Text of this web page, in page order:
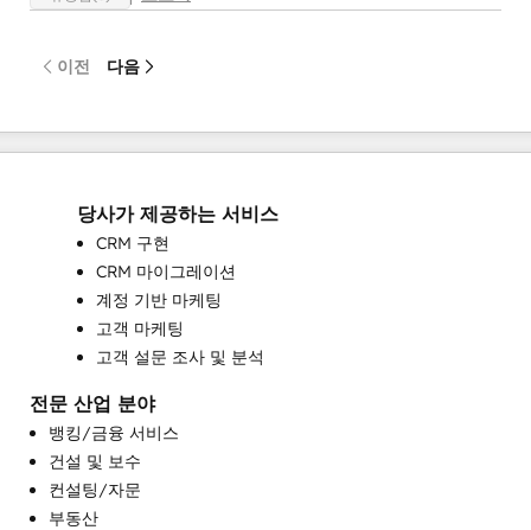
이전 다음
당사가 제공하는 서비스
CRM 구현
CRM 마이그레이션
계정 기반 마케팅
고객 마케팅
고객 설문 조사 및 분석
고객 지원 교육
기술 자료 개발
대화형 마케팅
맞춤형 API 통합
전문 산업 분야
뱅킹/금융 서비스
건설 및 보수
컨설팅/자문
부동산